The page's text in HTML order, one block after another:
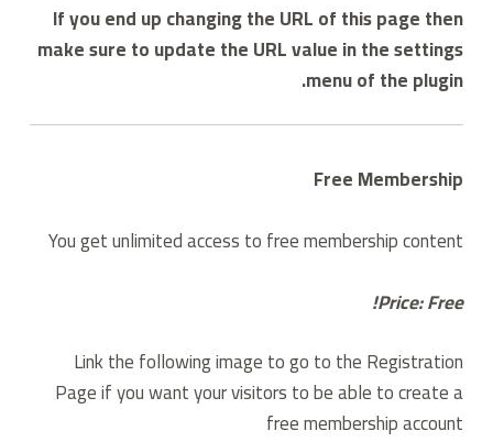
If you end up changing the URL of this page then
make sure to update the URL value in the settings
menu of the plugin.
Free Membership
You get unlimited access to free membership content
Price: Free!
Link the following image to go to the Registration
Page if you want your visitors to be able to create a
free membership account